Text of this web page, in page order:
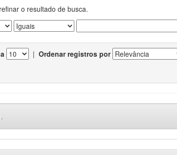
o resultado de busca.
| Ordenar registros por